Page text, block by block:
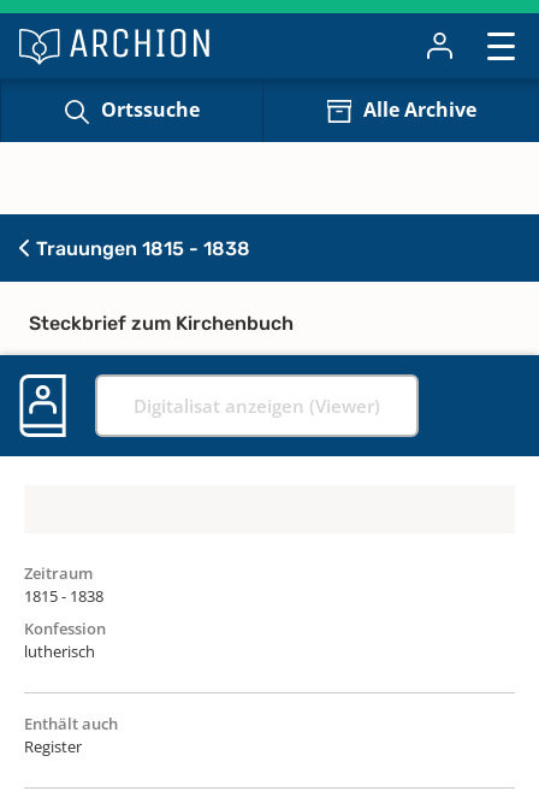
Ortssuche Alle Archive
Trauungen 1815 - 1838
Steckbrief zum Kirchenbuch
Digitalisat anzeigen (Viewer)
Zeitraum
1815 - 1838
Konfession
lutherisch
Enthält auch
Register